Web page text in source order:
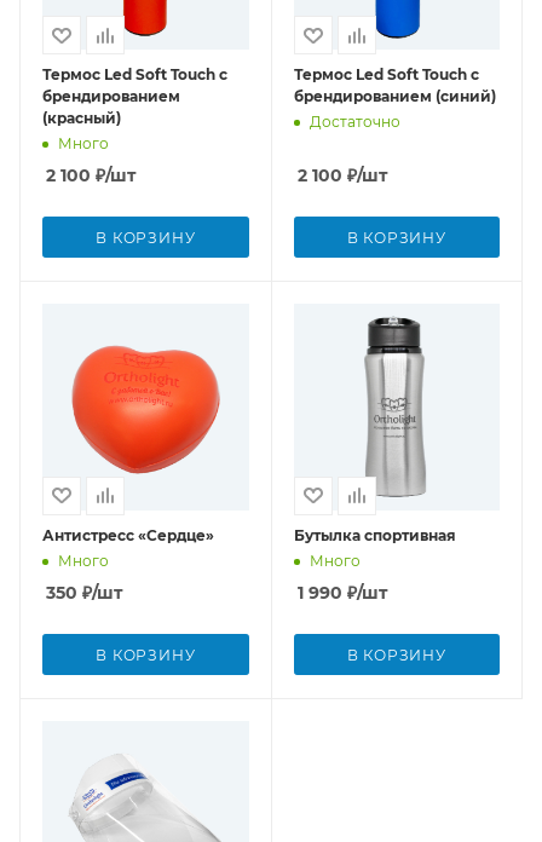
Термос Led Soft Touch с
брендированием
(красный)
Много
2 100 ₽/шт
В КОРЗИНУ
Термос Led Soft Touch с
брендированием (синий)
Достаточно
2 100 ₽/шт
В КОРЗИНУ
Антистресс «Сердце»
Много
350 ₽/шт
В КОРЗИНУ
Бутылка спортивная
Много
1 990 ₽/шт
В КОРЗИНУ